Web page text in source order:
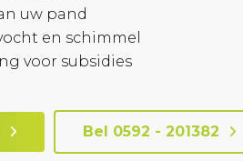
uw pand
en schimmel
voor subsidies
Bel 0592 - 201382